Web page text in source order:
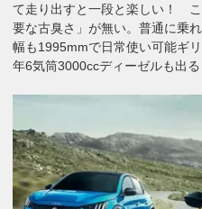
て走り出すと一段と楽しい！
要な古臭さ」が無い。普通に乗
幅も1995mmで日常使い可能ギ
年6気筒3000ccディーゼルも出る